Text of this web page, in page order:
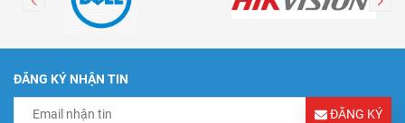
ĐĂNG KÝ NHẬN TIN
ĐĂNG KÝ